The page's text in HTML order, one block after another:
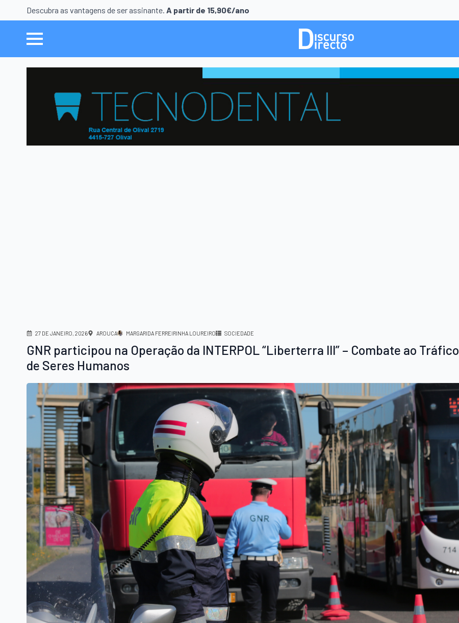
Descubra as vantagens de ser assinante. A partir de 15,90€/ano
27 DE JANEIRO, 2026 AROUCA MARGARIDA FERREIRINHA LOUREIRO SOCIEDADE
GNR participou na Operação da INTERPOL “Liberterra III” – Combate ao Tráfico
de Seres Humanos